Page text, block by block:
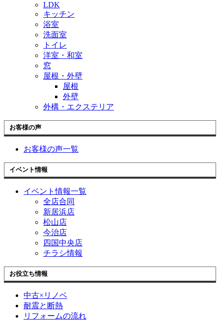
LDK
キッチン
浴室
洗面室
トイレ
洋室・和室
窓
屋根・外壁
屋根
外壁
外構・エクステリア
お客様の声
お客様の声一覧
イベント情報
イベント情報一覧
全店合同
新居浜店
松山店
今治店
四国中央店
チラシ情報
お役立ち情報
中古×リノベ
耐震と断熱
リフォームの流れ